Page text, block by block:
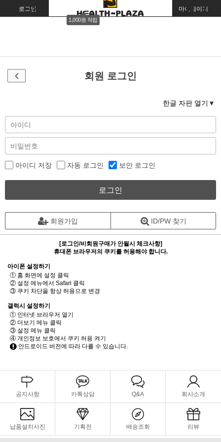
로그인 회원가입
1,000원 적립
주문조회 마이페이지
회원 로그인
한글 자판 열기
아이디 저장 자동 로그인 보안 로그인
로그인
회원가입 ID/PW 찾기
[로그인/비회원구매가 안될시 체크사항]
휴대폰 브라우저의 쿠키를 허용해야 합니다.
아이폰 설정하기
① 홈 화면에 설정 클릭
② 설정 메뉴에서 Safari 클릭
③ 쿠키 차단을 항상 허용으로 변경
갤럭시 설정하기
① 인터넷 브라우저 열기
② 더보기 메뉴 클릭
③ 설정 메뉴 클릭
④ 개인정보 보호에서 쿠키 허용 켜기
안드로이드 버전에 따라 다를 수 있습니다.
공지사항 카톡상담 Q&A 회사소개
납품설치사진 기획전 배송조회 리뷰